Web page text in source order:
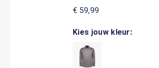
€ 59,99
Kies jouw kleur: